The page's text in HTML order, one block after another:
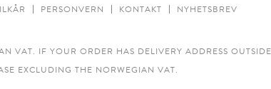
PERSONVERN KONTAKT NYHETSBREV
VAT. IF YOUR ORDER HAS DELIVERY ADDRESS
EXCLUDING THE NORWEGIAN VAT.